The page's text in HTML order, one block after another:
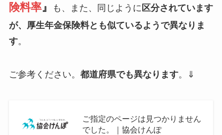
険料率』 も、また、同じように 区分されています
が、厚生年金保険料とも似ているようで異なりま
す。
ご参考ください。 都道府県でも異なります。⇓
ご指定のページは見つかりません
でした。｜協会けんぽ